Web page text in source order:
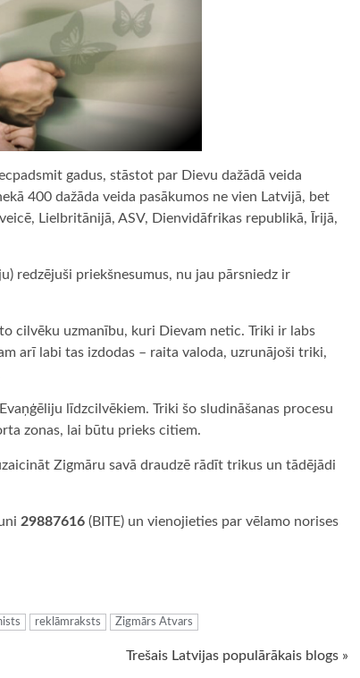
gadus, stāstot par Dievu dažādā veida
400 dažāda veida pasākumos ne vien Latvijā, bet
Lielbritānijā, ASV, Dienvidāfrikas republikā, Īrijā,
redzējuši priekšnesumus, nu jau pārsniedz ir
cilvēku uzmanību, kuri Dievam netic. Triki ir labs
arī labi tas izdodas – raita valoda, uzrunājoši triki,
līdzcilvēkiem. Triki šo sludināšanas procesu
zonas, lai būtu prieks citiem.
Zigmāru savā draudzē rādīt trikus un tādējādi
29887616 (BITE) un vienojieties par vēlamo norises
reklāmraksts Zigmārs Atvars
Trešais Latvijas populārākais blogs »